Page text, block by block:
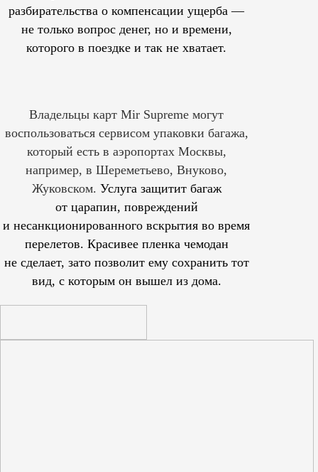
разбирательства о компенсации ущерба —
не только вопрос денег, но и времени,
которого в поездке и так не хватает.
Владельцы карт Mir Supreme могут
воспользоваться сервисом упаковки багажа,
который есть в аэропортах Москвы,
например, в Шереметьево, Внуково,
Жуковском. Услуга защитит багаж
от царапин, повреждений
и несанкционированного вскрытия во время
перелетов. Красивее пленка чемодан
не сделает, зато позволит ему сохранить тот
вид, с которым он вышел из дома.